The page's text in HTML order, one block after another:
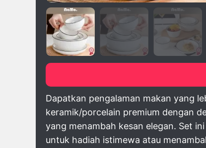
Dapatkan pengalaman makan yang
keramik/porcelain premium dengan
yang menambah kesan elegan. Set
untuk hadiah istimewa atau